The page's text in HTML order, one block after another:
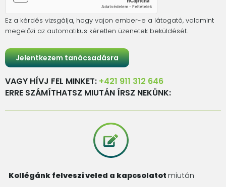
Ez a kérdés vizsgálja, hogy vajon ember-e a látogató, valamint
megelőzi az automatikus kéretlen üzenetek beküldését.
VAGY HÍVJ FEL MINKET: +421 911 312 646
ERRE SZÁMÍTHATSZ MIUTÁN ÍRSZ NEKÜNK:
Kollégánk felveszi veled a kapcsolatotmiután